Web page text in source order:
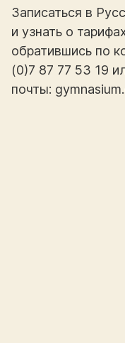
Записаться в
и узнать о
обратившись по
(0)7 87 77 53 19
почты: